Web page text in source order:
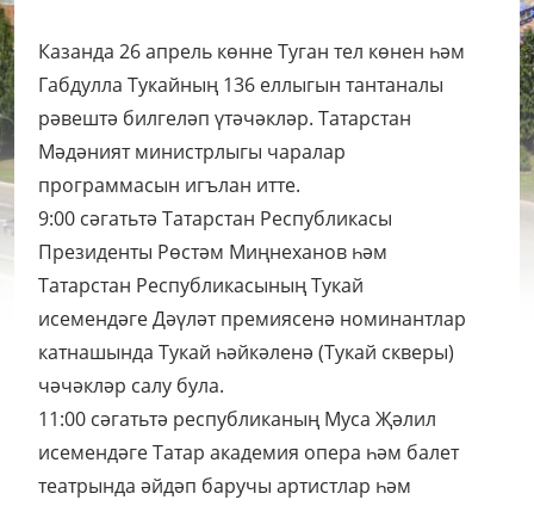
Казанда 26 апрель көнне Туган тел көнен һәм
Габдулла Тукайның 136 еллыгын тантаналы
рәвештә билгеләп үтәчәкләр. Татарстан
Мәдәният министрлыгы чаралар
программасын игълан итте.
9:00 сәгатьтә Татарстан Республикасы
Президенты Рөстәм Миңнеханов һәм
Татарстан Республикасының Тукай
исемендәге Дәүләт премиясенә номинантлар
катнашында Тукай һәйкәленә (Тукай скверы)
чәчәкләр салу була.
11:00 сәгатьтә республиканың Муса Җәлил
исемендәге Татар академия опера һәм балет
театрында әйдәп баручы артистлар һәм